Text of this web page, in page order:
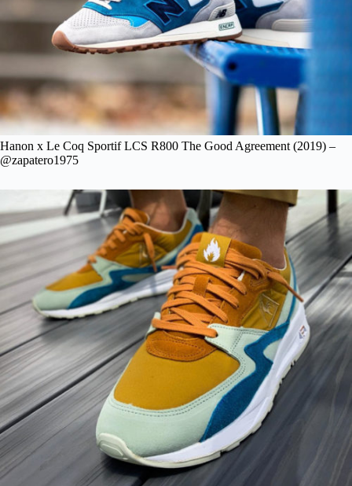
Hanon x Le Coq Sportif LCS R800 The Good Agreement (2019) –
@zapatero1975